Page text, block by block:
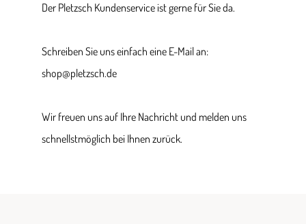
Der Pletzsch Kundenservice ist gerne für Sie da.
Schreiben Sie uns einfach eine E-Mail an:
shop@pletzsch.de
Wir freuen uns auf Ihre Nachricht und melden uns
schnellstmöglich bei Ihnen zurück.